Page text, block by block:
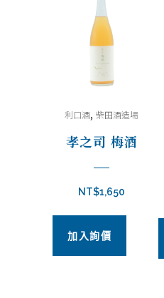
利口酒,柴田酒造場
孝之司 梅酒
NT$1,650
加入詢價